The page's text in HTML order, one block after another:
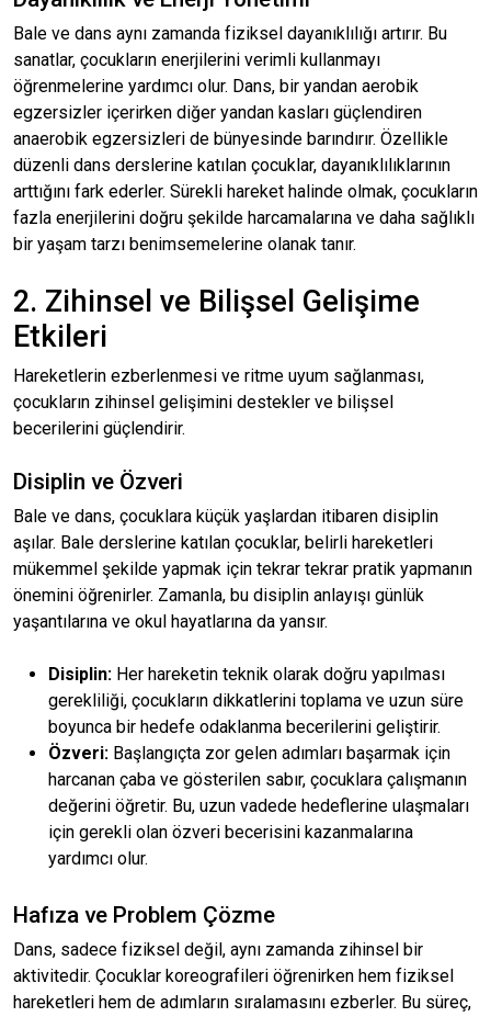
Bale ve dans aynı zamanda fiziksel dayanıklılığı artırır. Bu
sanatlar, çocukların enerjilerini verimli kullanmayı
öğrenmelerine yardımcı olur. Dans, bir yandan aerobik
egzersizler içerirken diğer yandan kasları güçlendiren
anaerobik egzersizleri de bünyesinde barındırır. Özellikle
düzenli dans derslerine katılan çocuklar, dayanıklılıklarının
arttığını fark ederler. Sürekli hareket halinde olmak, çocukların
fazla enerjilerini doğru şekilde harcamalarına ve daha sağlıklı
bir yaşam tarzı benimsemelerine olanak tanır.
2. Zihinsel ve Bilişsel Gelişime
Etkileri
Hareketlerin ezberlenmesi ve ritme uyum sağlanması,
çocukların zihinsel gelişimini destekler ve bilişsel
becerilerini güçlendirir.
Disiplin ve Özveri
Bale ve dans, çocuklara küçük yaşlardan itibaren disiplin
aşılar. Bale derslerine katılan çocuklar, belirli hareketleri
mükemmel şekilde yapmak için tekrar tekrar pratik yapmanın
önemini öğrenirler. Zamanla, bu disiplin anlayışı günlük
yaşantılarına ve okul hayatlarına da yansır.
Disiplin: Her hareketin teknik olarak doğru yapılması
gerekliliği, çocukların dikkatlerini toplama ve uzun süre
boyunca bir hedefe odaklanma becerilerini geliştirir.
Özveri: Başlangıçta zor gelen adımları başarmak için
harcanan çaba ve gösterilen sabır, çocuklara çalışmanın
değerini öğretir. Bu, uzun vadede hedeflerine ulaşmaları
için gerekli olan özveri becerisini kazanmalarına
yardımcı olur.
Hafıza ve Problem Çözme
Dans, sadece fiziksel değil, aynı zamanda zihinsel bir
aktivitedir. Çocuklar koreografileri öğrenirken hem fiziksel
hareketleri hem de adımların sıralamasını ezberler. Bu süreç,